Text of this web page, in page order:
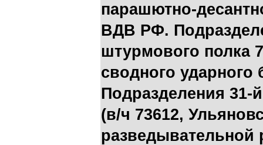
парашютно-
ВДВ РФ.
штурмового полка
сводного
Подразделения
(в/ч 73612,